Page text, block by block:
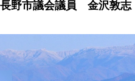
長野市議会議員 金沢敦
HOME